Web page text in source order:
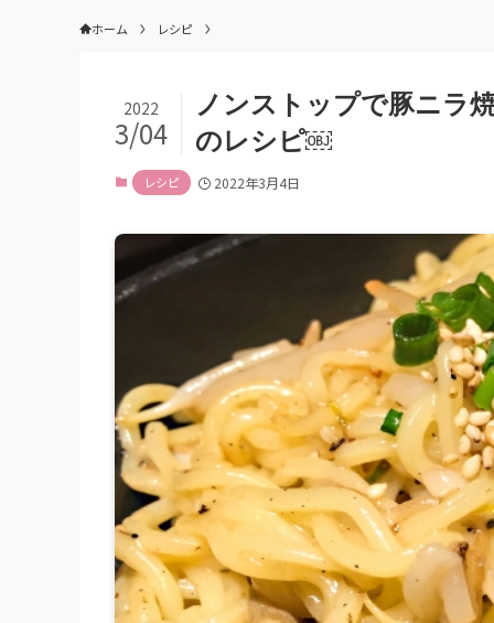
ホーム レシピ
ノンストップで豚ニラ
のレシピ￼
2022
3/04
レシピ 2022年3月4日